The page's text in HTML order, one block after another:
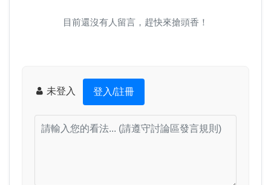
目前還沒有人留言，趕快來搶頭香！
未登入 登入/註冊